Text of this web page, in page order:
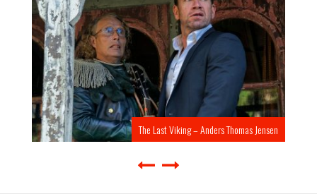
The Last Viking – Anders Thomas Jensen